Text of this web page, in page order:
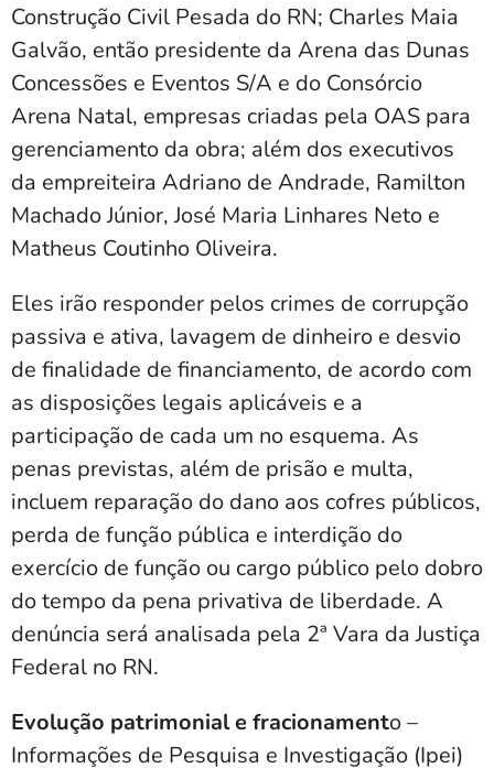
Construção Civil Pesada do RN; Charles Maia
Galvão, então presidente da Arena das Dunas
Concessões e Eventos S/A e do Consórcio
Arena Natal, empresas criadas pela OAS para
gerenciamento da obra; além dos executivos
da empreiteira Adriano de Andrade, Ramilton
Machado Júnior, José Maria Linhares Neto e
Matheus Coutinho Oliveira.
Eles irão responder pelos crimes de corrupção
passiva e ativa, lavagem de dinheiro e desvio
de finalidade de financiamento, de acordo com
as disposições legais aplicáveis e a
participação de cada um no esquema. As
penas previstas, além de prisão e multa,
incluem reparação do dano aos cofres públicos,
perda de função pública e interdição do
exercício de função ou cargo público pelo dobro
do tempo da pena privativa de liberdade. A
denúncia será analisada pela 2ª Vara da Justiça
Federal no RN.
Evolução patrimonial e fracionamento–
Informações de Pesquisa e Investigação (Ipei)